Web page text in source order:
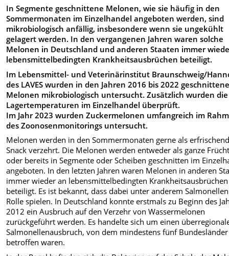
In Segmente geschnittene Melonen, wie sie häufig in den
Sommermonaten im Einzelhandel angeboten werden, sind
mikrobiologisch anfällig, insbesondere wenn sie ungekühlt
gelagert werden. In den vergangenen Jahren waren solche
Melonen in Deutschland und anderen Staaten immer
lebensmittelbedingten Krankheitsausbrüchen beteiligt.
Im Lebensmittel- und Veterinärinstitut Braunschweig/
des LAVES wurden in den Jahren 2016 bis 2022
Melonen mikrobiologisch untersucht. Zusätzlich wurden die
Lagertemperaturen im Einzelhandel überprüft.
Im Jahr 2023 wurden Zuckermelonen umfangreich im
des Zoonosenmonitorings untersucht.
Melonen werden in den Sommermonaten gerne als
Snack verzehrt. Die Melonen werden entweder als ganze
oder bereits in Segmente oder Scheiben geschnitten im
angeboten. In den letzten Jahren waren Melonen in anderen
immer wieder an lebensmittelbedingten Krankheitsausbrüchen
beteiligt. Es ist bekannt, dass dabei unter anderem
Rolle spielen. In Deutschland konnte erstmals zu Beginn des
2012 ein Ausbruch auf den Verzehr von Wassermelonen
zurückgeführt werden. Es handelte sich um einen
Salmonellenausbruch, von dem mindestens fünf Bundesländer
betroffen waren.